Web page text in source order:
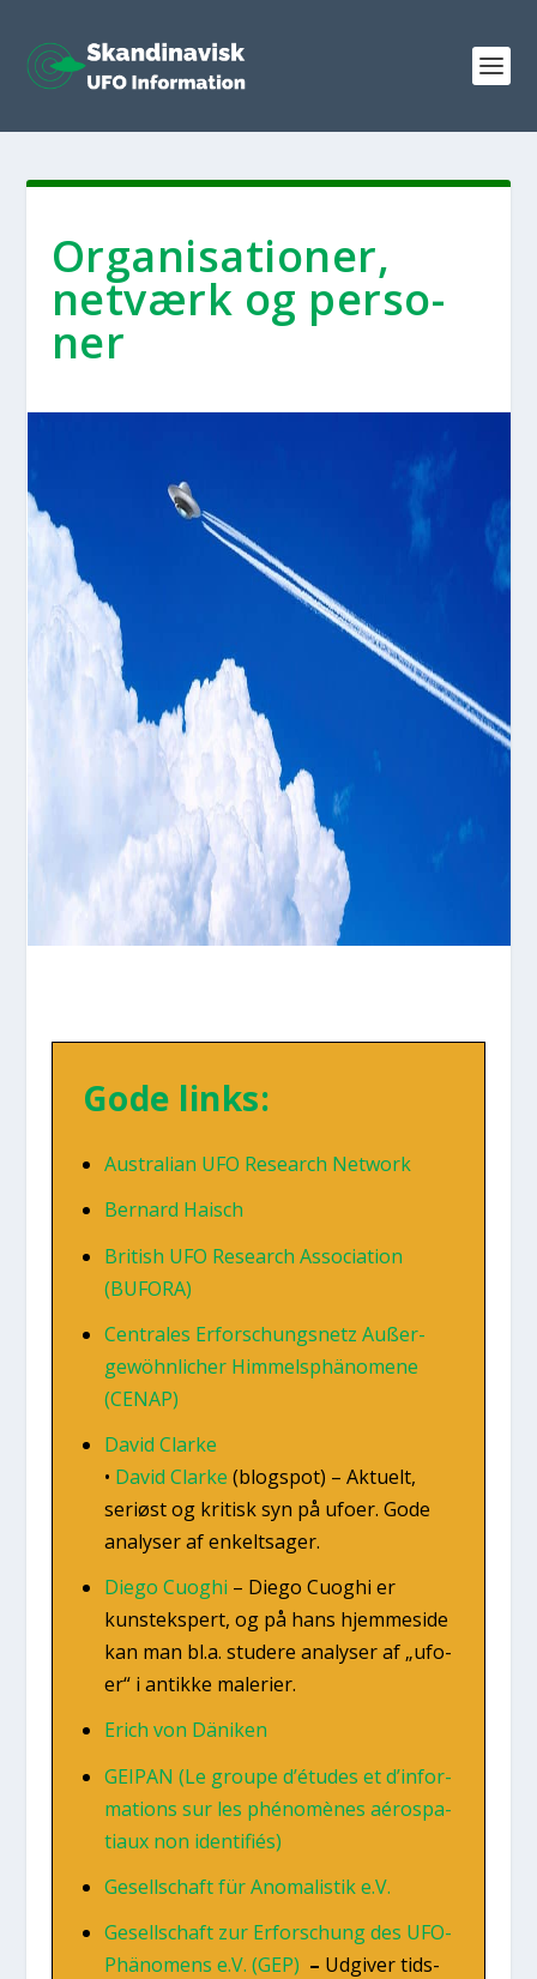
Orga­ni­sa­tio­ner,
net­værk og per­so­
ner
Gode links:
Austra­li­an UFO Research Net­work
Ber­nard Hai­sch
Bri­tish UFO Research Asso­ci­a­tion
(BUFORA)
Cen­tra­les Erfors­chungs­netz Außer­
gewöhn­li­cher Him­melsp­hä­no­me­ne
(CENAP)
David Clar­ke
• David Clar­ke (blogs­pot) – Aktu­elt,
seri­øst og kri­tisk syn på ufo­er. Gode
ana­ly­ser af enkeltsa­ger.
Die­go Cuog­hi – Die­go Cuog­hi er
kunst­eks­pert, og på hans hjem­mesi­de
kan man bl.a. stu­de­re ana­ly­ser af „ufo­
er“ i antik­ke male­ri­er.
Erich von Däni­ken
GEIPAN (Le grou­pe d’étu­des et d’in­for­
ma­tions sur les phé­nomè­nes aéros­pa­
ti­aux non iden­ti­fiés)
Gesells­chaft für Ano­ma­li­stik e.V.
Gesells­chaft zur Erfors­chung des UFO-
Phä­no­mens e.V. (GEP) – Udgi­ver tids­